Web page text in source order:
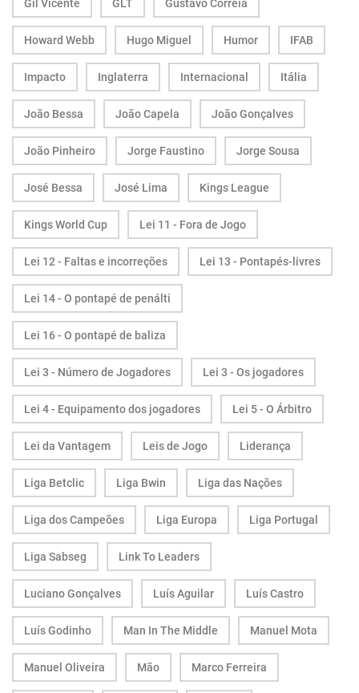
Gil Vicente GLT Gustavo Correia
Howard Webb Hugo Miguel Humor IFAB
Impacto Inglaterra Internacional Itália
João Bessa João Capela João Gonçalves
João Pinheiro Jorge Faustino Jorge Sousa
José Bessa José Lima Kings League
Kings World Cup Lei 11 - Fora de Jogo
Lei 12 - Faltas e incorreções Lei 13 - Pontapés-livres
Lei 14 - O pontapé de penálti
Lei 16 - O pontapé de baliza
Lei 3 - Número de Jogadores Lei 3 - Os jogadores
Lei 4 - Equipamento dos jogadores Lei 5 - O Árbitro
Lei da Vantagem Leis de Jogo Liderança
Liga Betclic Liga Bwin Liga das Nações
Liga dos Campeões Liga Europa Liga Portugal
Liga Sabseg Link To Leaders
Luciano Gonçalves Luís Aguilar Luís Castro
Luís Godinho Man In The Middle Manuel Mota
Manuel Oliveira Mão Marco Ferreira